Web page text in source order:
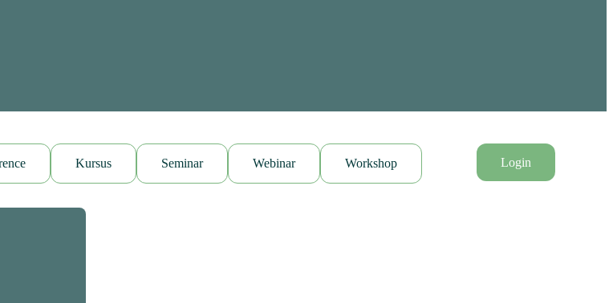
Kursus Seminar Webinar Workshop Login